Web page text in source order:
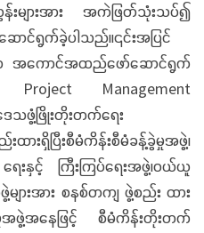
းများအား အကဲဖြတ်သုံးသပ်၍
ဆောင်ရွက်ခဲ့ပါသည်။၎င်းအပြင်
စွာ အကောင်အထည်ဖော်ဆောင်ရွက်
Management
ေသဖွံ့ဖြိုးတိုးတက်ရေး
းရှိပြီးစီမံကိန်းစီမံခန့်ခွဲမှုအဖွဲ့၊
းနှင့် ကြီးကြပ်ရေးအဖွဲ့၊ဝယ်ယူ
ျားအား စနစ်တကျ ဖွဲ့စည်း ထား
အဖွဲ့အနေဖြင့် စီမံကိန်းတိုးတက်